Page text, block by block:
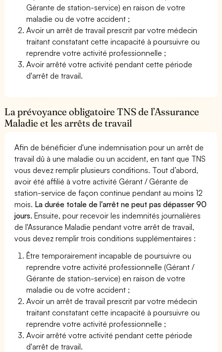
Gérante de station-service) en raison de votre
maladie ou de votre accident ;
Avoir un arrêt de travail prescrit par votre médecin
traitant constatant cette incapacité à poursuivre ou
reprendre votre activité professionnelle ;
Avoir arrêté votre activité pendant cette période
d'arrêt de travail.
La prévoyance obligatoire TNS de l’Assurance
Maladie et les arrêts de travail
Afin de bénéficier d'une indemnisation pour un arrêt de
travail dû à une maladie ou un accident, en tant que TNS
vous devez remplir plusieurs conditions. Tout d’abord,
avoir été affilié à votre activité Gérant / Gérante de
station-service de façon continue pendant au moins 12
mois. La durée totale de l'arrêt ne peut pas dépasser 90
jours. Ensuite, pour recevoir les indemnités journalières
de l'Assurance Maladie pendant votre arrêt de travail,
vous devez remplir trois conditions supplémentaires :
Être temporairement incapable de poursuivre ou
reprendre votre activité professionnelle (Gérant /
Gérante de station-service) en raison de votre
maladie ou de votre accident ;
Avoir un arrêt de travail prescrit par votre médecin
traitant constatant cette incapacité à poursuivre ou
reprendre votre activité professionnelle ;
Avoir arrêté votre activité pendant cette période
d'arrêt de travail.